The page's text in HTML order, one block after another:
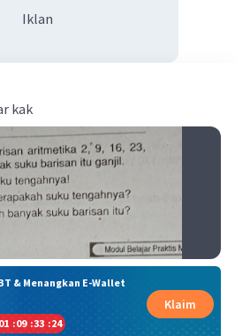
Iklan
kak
& Menangkan E-Wallet
01 :09 :33 :24
Klaim